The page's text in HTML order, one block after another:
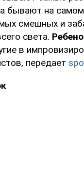
бывают на
смешных и
света.
в
передает